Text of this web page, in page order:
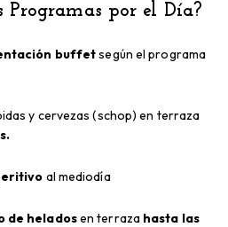
Programas por el Día?
buffetsegún el programa
y cervezas (schop) en terraza
al mediodía
de heladosen terraza hasta las